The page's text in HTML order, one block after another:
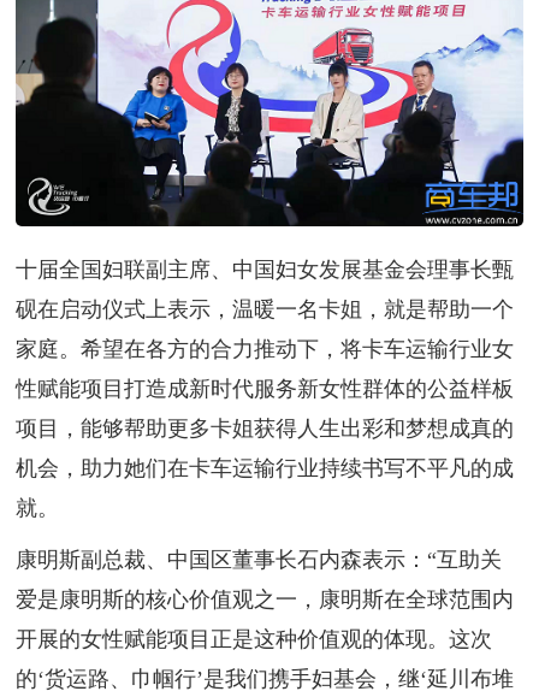
十届全国妇联副主席、中国妇女发展基金会理事长甄
砚在启动仪式上表示，温暖一名卡姐，就是帮助一个
家庭。希望在各方的合力推动下，将卡车运输行业女
性赋能项目打造成新时代服务新女性群体的公益样板
项目，能够帮助更多卡姐获得人生出彩和梦想成真的
机会，助力她们在卡车运输行业持续书写不平凡的成
就。
康明斯副总裁、中国区董事长石内森表示：“互助关
爱是康明斯的核心价值观之一，康明斯在全球范围内
开展的女性赋能项目正是这种价值观的体现。这次
的‘货运路、巾帼行’是我们携手妇基会，继‘延川布堆